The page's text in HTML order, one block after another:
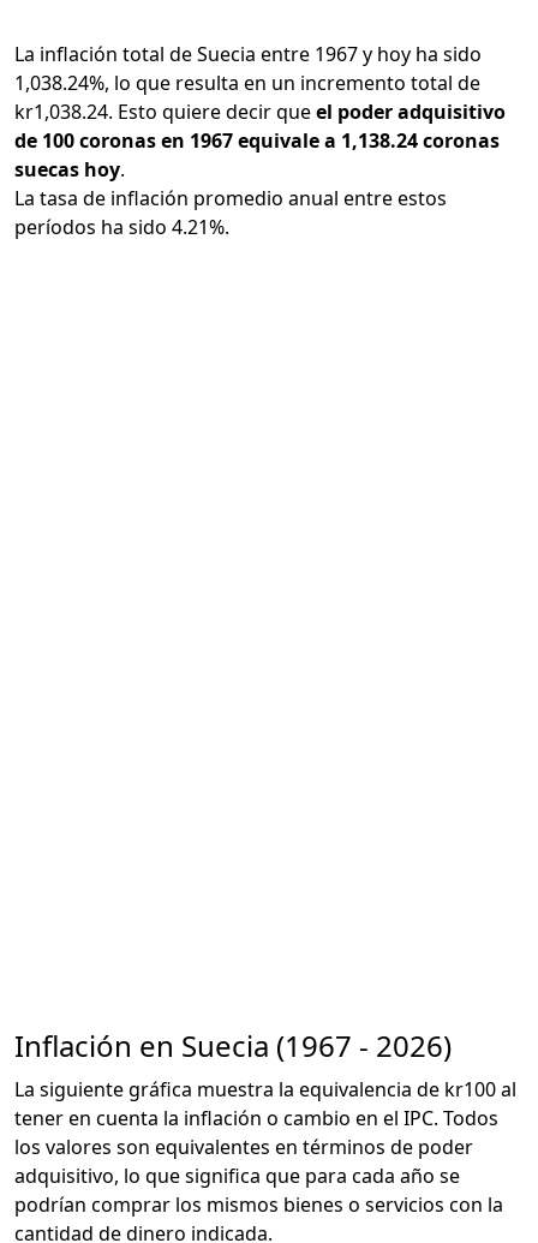
La inflación total de Suecia entre 1967 y hoy ha sido
1,038.24%, lo que resulta en un incremento total de
kr1,038.24. Esto quiere decir queel poder adquisitivo
de 100 coronas en 1967 equivale a 1,138.24 coronas
suecas hoy.
La tasa de inflación promedio anual entre estos
períodos ha sido 4.21%.
Inflación en Suecia (1967 - 2026)
La siguiente gráfica muestra la equivalencia de kr100 al
tener en cuenta la inflación o cambio en el IPC. Todos
los valores son equivalentes en términos de poder
adquisitivo, lo que significa que para cada año se
podrían comprar los mismos bienes o servicios con la
cantidad de dinero indicada.